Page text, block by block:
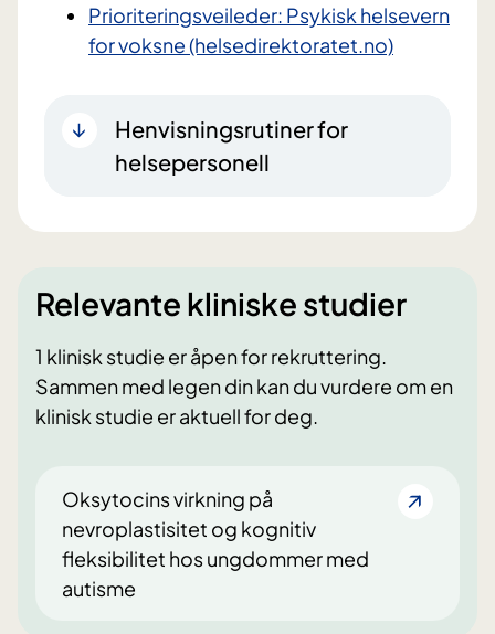
Prioriteringsveileder: Psykisk helsevern
for voksne (helsedirektoratet.no)
Henvisningsrutiner for
helsepersonell
Relevante kliniske studier
1 klinisk studie er åpen for rekruttering.
Sammen med legen din kan du vurdere om en
klinisk studie er aktuell for deg.
Oksytocins virkning på
nevroplastisitet og kognitiv
fleksibilitet hos ungdommer med
autisme